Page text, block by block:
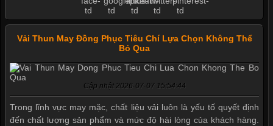
Vải Thun May Đồng Phục Tiêu Chí Lựa Chọn Không Thể
Bỏ Qua
Cập nhật 2026-07-07 15:54:44
Trong lĩnh vực may mặc, chất liệu vải luôn là yếu tố quyết định
đến chất lượng sản phẩm và mức độ hài lòng của khách hàng.